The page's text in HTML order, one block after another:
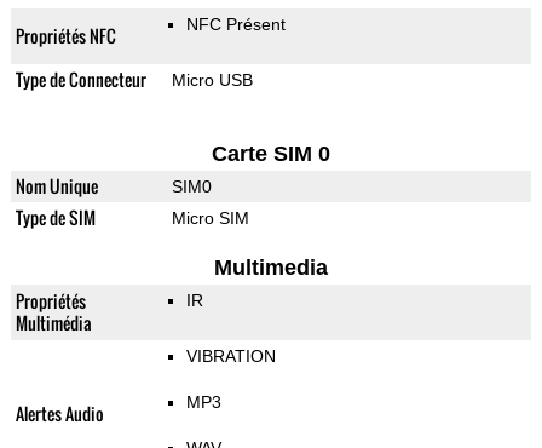
Propriétés NFC NFC Présent
Type de Connecteur Micro USB
Carte SIM 0
Nom Unique SIM0
Type de SIM Micro SIM
Multimedia
Propriétés
Multimédia
IR
Alertes Audio
VIBRATION
MP3